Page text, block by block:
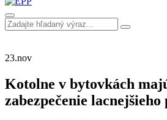
23.nov
Kotolne v bytovkách
zabezpečenie lacnejšieho